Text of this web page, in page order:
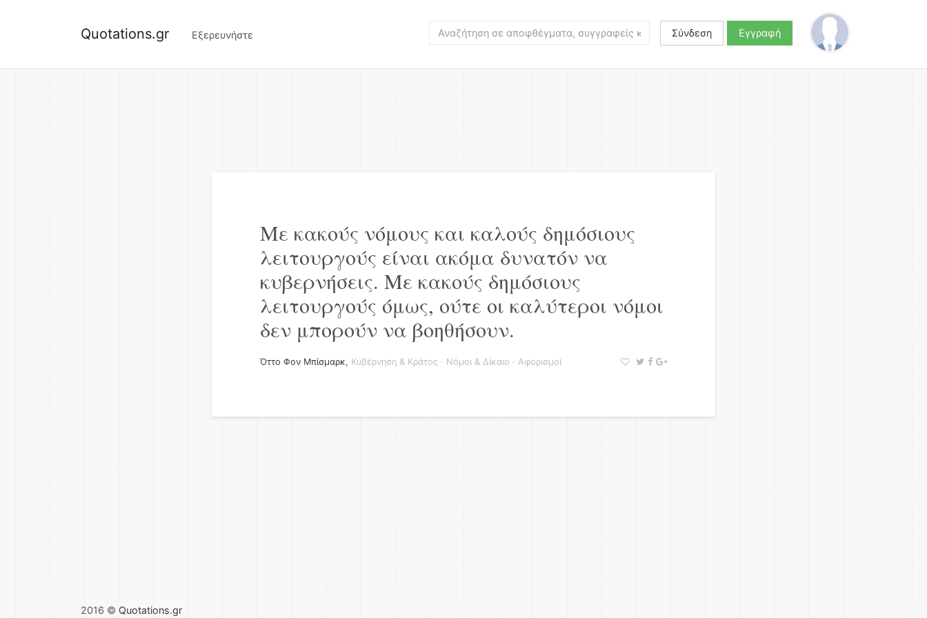
Quotations.gr Εξερευνήστε Σύνδεση Εγγραφή
Με κακούς νόμους και καλούς δημόσιους
λειτουργούς είναι ακόμα δυνατόν να
κυβερνήσεις. Με κακούς δημόσιους
λειτουργούς όμως, ούτε οι καλύτεροι νόμοι
δεν μπορούν να βοηθήσουν.
Όττο Φον Μπίσμαρκ, Κυβέρνηση & Κράτος · Νόμοι & Δίκαιο · Αφορισμοί
2016 © Quotations.gr